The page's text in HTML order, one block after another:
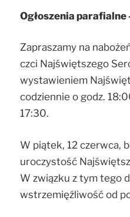
Ogłoszenia parafialne
Zapraszamy na
czci Najświętszego
wystawieniem
codziennie o godz.
17:30.
W piątek, 12 czerwca,
uroczystość
W związku z tym tego
wstrzemięźliwość od